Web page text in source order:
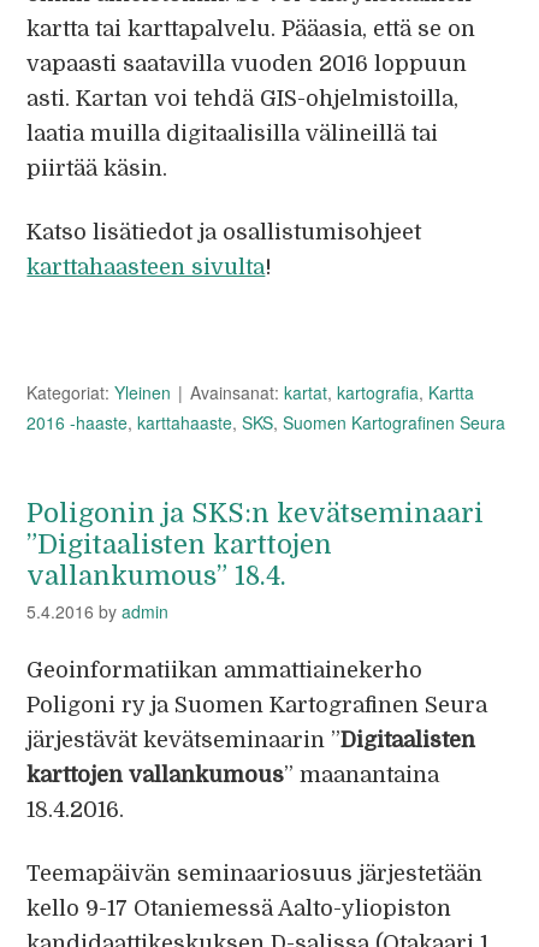
kartta tai karttapalvelu. Pääasia, että se on
vapaasti saatavilla vuoden 2016 loppuun
asti. Kartan voi tehdä GIS-ohjelmistoilla,
laatia muilla digitaalisilla välineillä tai
piirtää käsin.
Katso lisätiedot ja osallistumisohjeet
karttahaasteen sivulta!
Kategoriat:Yleinen Avainsanat:kartat,kartografia, Kartta
2016 -haaste,karttahaaste,SKS,Suomen Kartografinen Seura
Poligonin ja SKS:n kevätseminaari
”Digitaalisten karttojen
vallankumous” 18.4.
5.4.2016 byadmin
Geoinformatiikan ammattiainekerho
Poligoni ry ja Suomen Kartografinen Seura
järjestävät kevätseminaarin ”Digitaalisten
karttojen vallankumous” maanantaina
18.4.2016.
Teemapäivän seminaariosuus järjestetään
kello 9-17 Otaniemessä Aalto-yliopiston